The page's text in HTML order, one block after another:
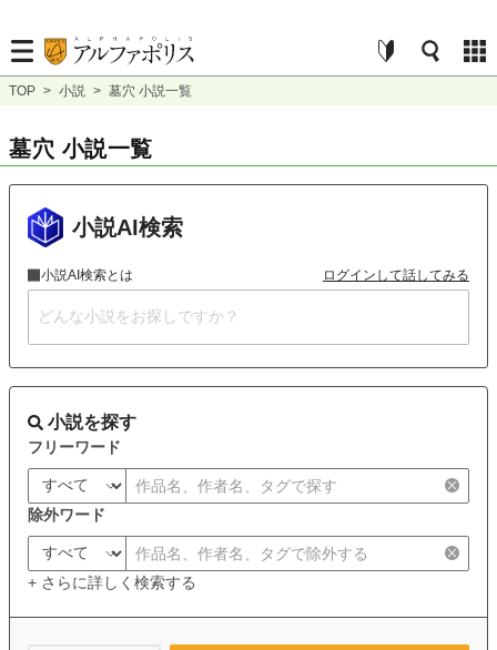
TOP > 小説 > 墓穴 小説一覧
墓穴 小説一覧
小説AI検索
小説AI検索とは ログインして話してみる
小説を探す
フリーワード
除外ワード
+ さらに詳しく検索する